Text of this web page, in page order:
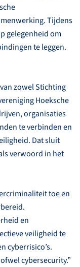
Tijdens
gelegenheid om
te leggen.
zowel Stichting
Hoeksche
organisaties
te verbinden en
Dat sluit
verwoord in het
toe en
en
veiligheid te
cyberrisico’s.
cybersecurity.”